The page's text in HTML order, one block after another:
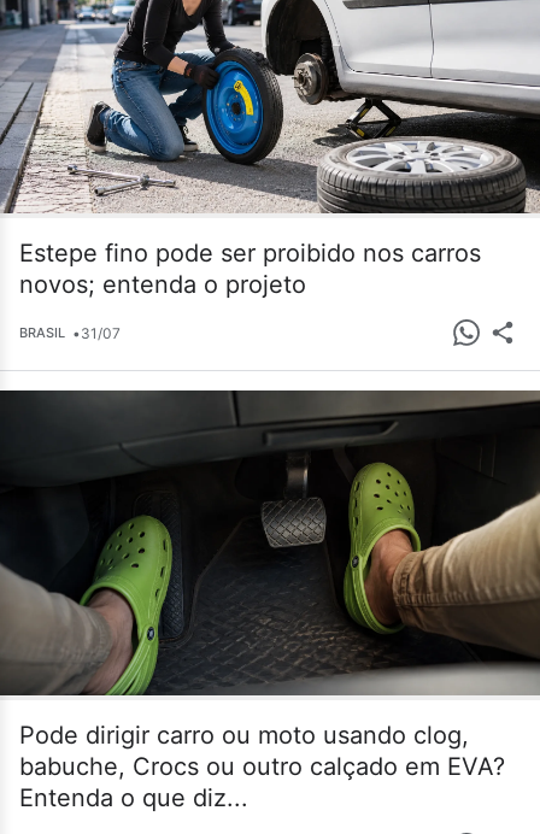
Estepe fino pode ser proibido nos carros
novos; entenda o projeto
BRASIL •31/07
Pode dirigir carro ou moto usando clog,
babuche, Crocs ou outro calçado em EVA?
Entenda o que diz...